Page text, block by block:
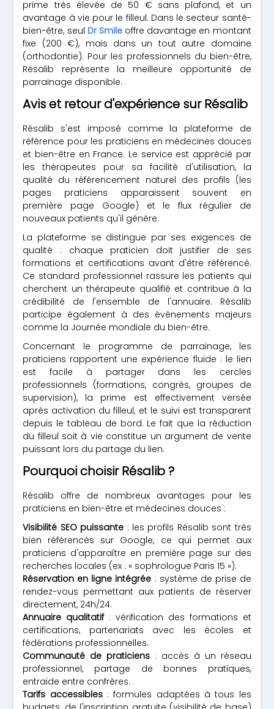
prime très élevée de 50 € sans plafond, et un
avantage à vie pour le filleul. Dans le secteur santé-
bien-être, seul Dr Smileoffre davantage en montant
fixe (200 €), mais dans un tout autre domaine
(orthodontie). Pour les professionnels du bien-être,
Résalib représente la meilleure opportunité de
parrainage disponible.
Avis et retour d'expérience sur Résalib
Résalib s'est imposé comme la plateforme de
référence pour les praticiens en médecines douces
et bien-être en France. Le service est apprécié par
les thérapeutes pour sa facilité d'utilisation, la
qualité du référencement naturel des profils (les
pages praticiens apparaissent souvent en
première page Google) et le flux régulier de
nouveaux patients qu'il génère.
La plateforme se distingue par ses exigences de
qualité : chaque praticien doit justifier de ses
formations et certifications avant d'être référencé.
Ce standard professionnel rassure les patients qui
cherchent un thérapeute qualifié et contribue à la
crédibilité de l'ensemble de l'annuaire. Résalib
participe également à des événements majeurs
comme la Journée mondiale du bien-être.
Concernant le programme de parrainage, les
praticiens rapportent une expérience fluide : le lien
est facile à partager dans les cercles
professionnels (formations, congrès, groupes de
supervision), la prime est effectivement versée
après activation du filleul, et le suivi est transparent
depuis le tableau de bord. Le fait que la réduction
du filleul soit à vie constitue un argument de vente
puissant lors du partage du lien.
Pourquoi choisir Résalib ?
Résalib offre de nombreux avantages pour les
praticiens en bien-être et médecines douces :
Visibilité SEO puissante : les profils Résalib sont très
bien référencés sur Google, ce qui permet aux
praticiens d'apparaître en première page sur des
recherches locales (ex : « sophrologue Paris 15 »).
Réservation en ligne intégrée : système de prise de
rendez-vous permettant aux patients de réserver
directement, 24h/24.
Annuaire qualitatif: vérification des formations et
certifications, partenariats avec les écoles et
fédérations professionnelles.
Communauté de praticiens : accès à un réseau
professionnel, partage de bonnes pratiques,
entraide entre confrères.
Tarifs accessibles: formules adaptées à tous les